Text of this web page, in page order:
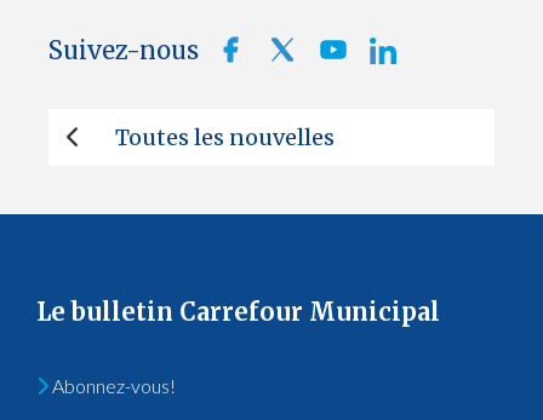
Suivez-nous
Toutes les nouvelles
Le bulletin Carrefour Municipal
Abonnez-vous!